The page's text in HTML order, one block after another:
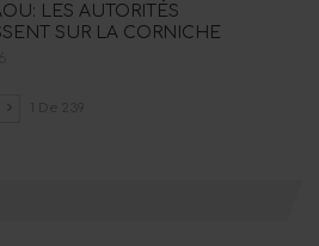
LES AUTORITÉS
SUR LA CORNICHE
1 De 239